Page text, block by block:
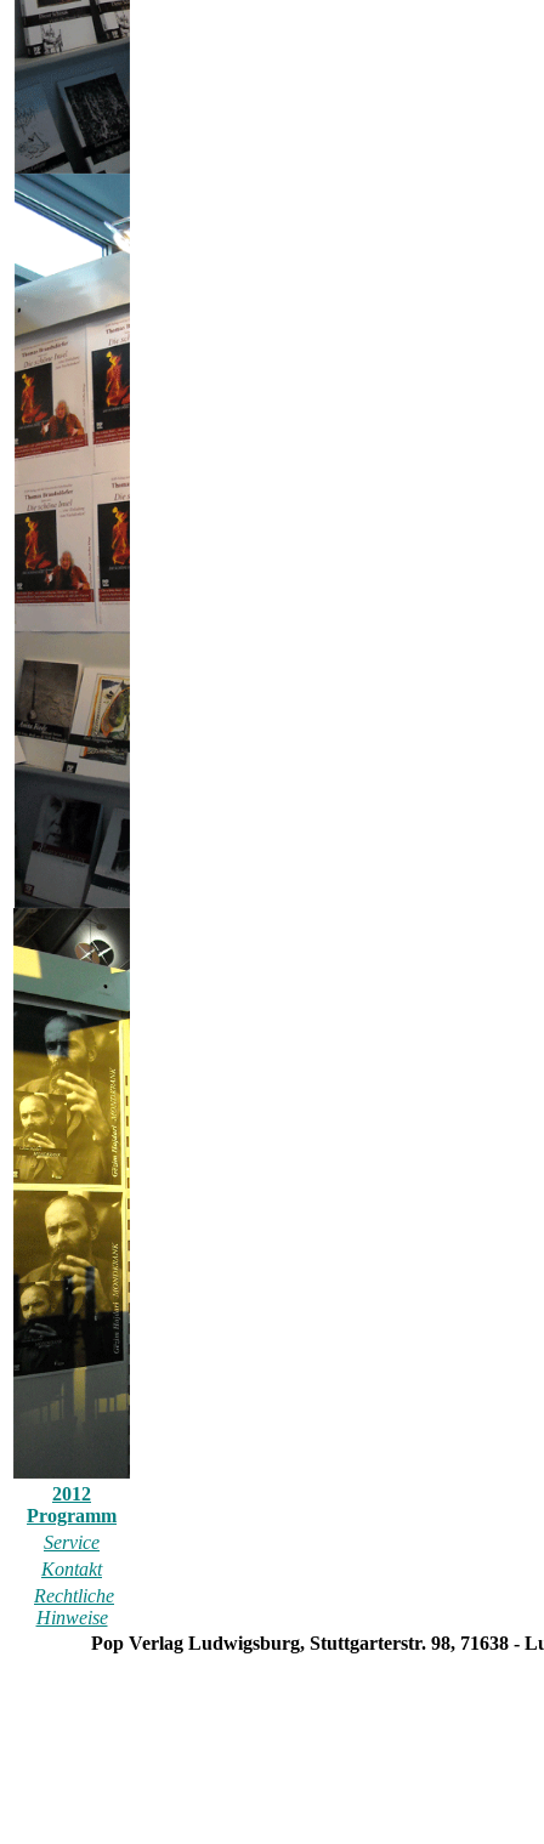
2012
Programm
Service
Kontakt
Rechtliche
Hinweise
Pop Verlag Ludwigsburg, Stuttgarterstr. 98, 71638 -